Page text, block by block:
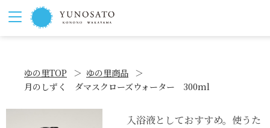
ゆの里TOP
ゆの里商品
月のしずく ダマスクローズウォーター 300ml
入浴液としておすすめ。使うた